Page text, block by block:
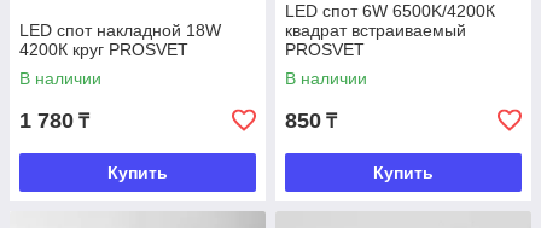
LED спот накладной 18W
4200К круг PROSVET
В наличии
1 780 ₸
Купить
LED спот 6W 6500K/4200К
квадрат встраиваемый
PROSVET
В наличии
850 ₸
Купить